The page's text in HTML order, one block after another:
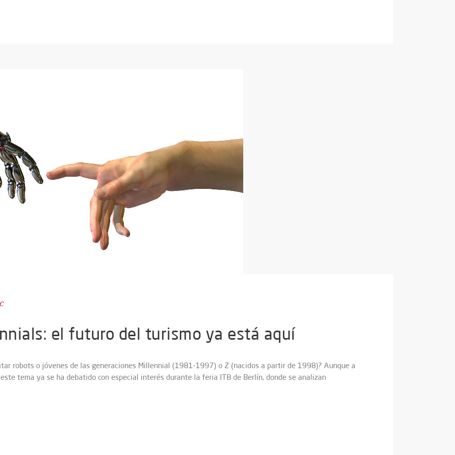
el futuro del turismo ya está aquí
robots o jóvenes de las generaciones Millennial (1981-1997) o Z (nacidos a partir de 1998)? Aunque a
tema ya se ha debatido con especial interés durante la feria ITB de Berlín, donde se analizan